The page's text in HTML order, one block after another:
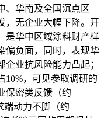
、华南及全国沉点区
，无企业大幅下降。开
是华中区域涂料财产样
偏负面，同时，表现华
业抗风险能力凸起；
10%，可见参取调研的
保密类反馈（约
端动力不脚（约